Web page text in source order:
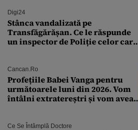
Digi24
Stânca vandalizată pe
Transfăgărășan. Ce le răspunde
un inspector de Poliție celor care
Cancan.ro
Profețiile Babei Vanga pentru
următoarele luni din 2026. Vom
întâlni extratereștri și vom avea
Ce Se Întâmplă Doctore